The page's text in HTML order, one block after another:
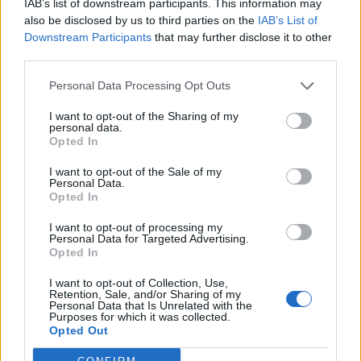
IAB’s list of downstream participants. This information may
also be disclosed by us to third parties on the IAB’s List of
Downstream Participants that may further disclose it to other
Personal Data Processing Opt Outs
I want to opt-out of the Sharing of my
personal data.
Opted In
I want to opt-out of the Sale of my
Personal Data.
Opted In
I want to opt-out of processing my
Personal Data for Targeted Advertising.
Opted In
I want to opt-out of Collection, Use,
Retention, Sale, and/or Sharing of my
Personal Data that Is Unrelated with the
Purposes for which it was collected.
Opted Out
Θανάσης Αυγερινός υποστήριξε ότι το νέο κόμμα
δεν στηρίζεται σε χορηγούς ούτε σε μηχανισμούς
επικοινωνιακής ανακατασκευής. «Δεν έχουμε
χορηγούς ή εταιρείες που να μας κάνουν
αφήνοντας σαφή αιχμή προς άλλα πολιτικά
εγχειρήματα.
Πρόσθεσε, πάντως, ότι σύντομα η «
Ελπίδα για τη
Δημοκρατία» θα αποκτήσει ΑΦΜ και θα
απευθυνθεί στους πολίτες για οικονομική
ενίσχυση. «Μπορεί να μοιάζει ασυνήθιστο, αλλά
παρουσιάσει τη χρηματοδότηση του φορέα ως
στοιχείο πολιτικής αυτονομίας.